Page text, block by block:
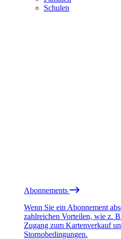
Schulen
Abonnements
Wenn Sie ein Abonnement
zahlreichen Vorteilen, wie z.
Zugang zum Kartenverkauf
Stornobedingungen.